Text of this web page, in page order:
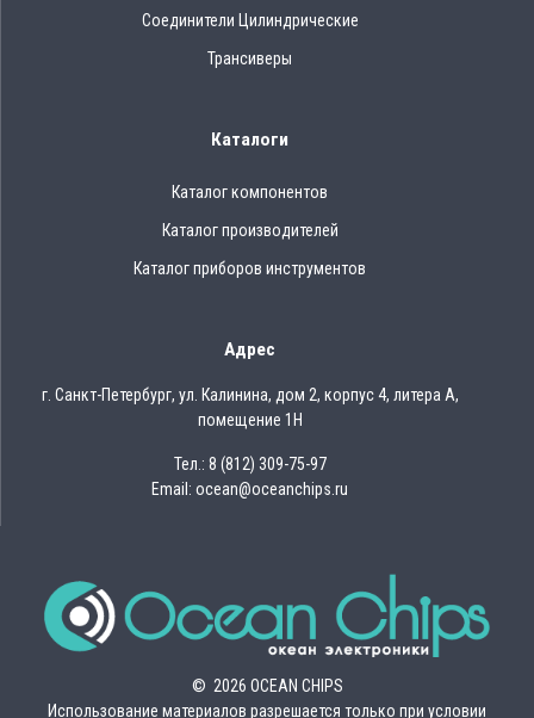
Соединители Цилиндрические
Трансиверы
Каталоги
Каталог компонентов
Каталог производителей
Каталог приборов инструментов
Адрес
г. Санкт-Петербург, ул. Калинина, дом 2, корпус 4, литера А,
помещение 1Н
Тел.: 8 (812) 309-75-97
Email: ocean@oceanchips.ru
© 2026 OCEAN CHIPS
Использование материалов разрешается только при условии